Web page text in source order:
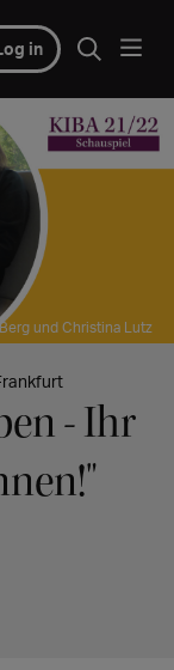
in
und Christina Lutz
- Ihr